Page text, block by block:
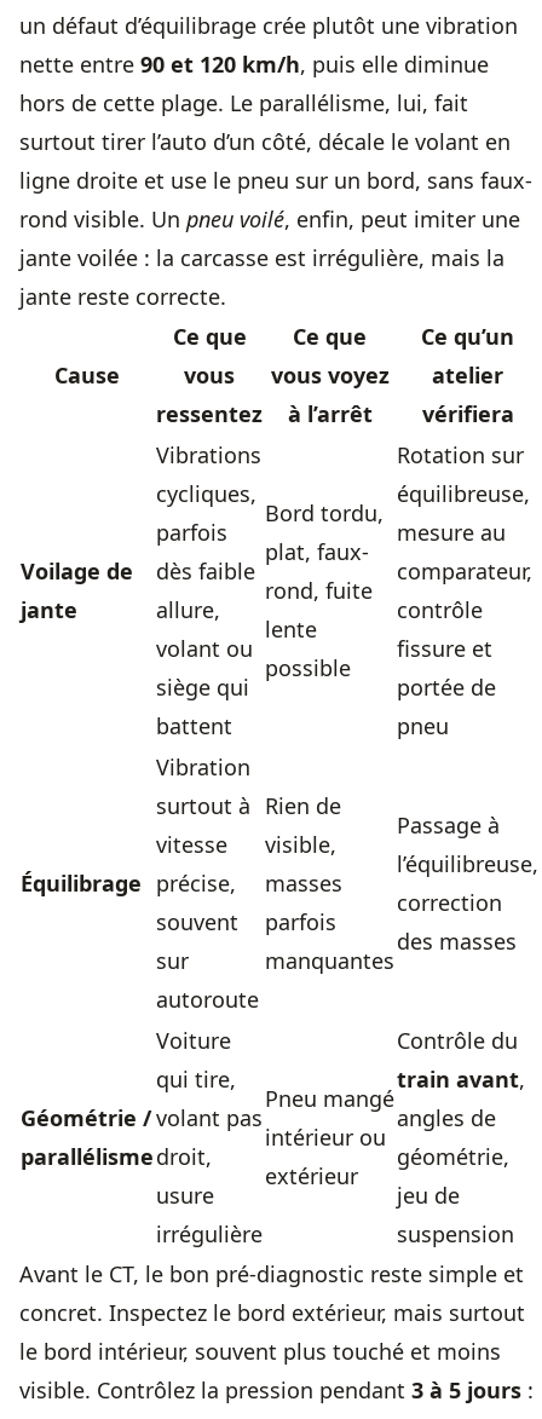
un défaut d’équilibrage crée plutôt une vibration
nette entre 90 et 120 km/h, puis elle diminue
hors de cette plage. Le parallélisme, lui, fait
surtout tirer l’auto d’un côté, décale le volant en
ligne droite et use le pneu sur un bord, sans faux-
rond visible. Un pneu voilé, enfin, peut imiter une
jante voilée : la carcasse est irrégulière, mais la
jante reste correcte.
Cause
Ce que
vous
ressentez
Ce que
vous voyez
à l’arrêt
Ce qu’un
atelier
vérifiera
Voilage de
jante
Vibrations
cycliques,
parfois
dès faible
allure,
volant ou
siège qui
battent
Bord tordu,
plat, faux-
rond, fuite
lente
possible
Rotation sur
équilibreuse,
mesure au
comparateur,
contrôle
fissure et
portée de
pneu
Équilibrage
Vibration
surtout à
vitesse
précise,
souvent
sur
autoroute
Rien de
visible,
masses
parfois
manquantes
Passage à
l’équilibreuse,
correction
des masses
Géométrie /
parallélisme
Voiture
qui tire,
volant pas
droit,
usure
irrégulière
Pneu mangé
intérieur ou
extérieur
Contrôle du
train avant,
angles de
géométrie,
jeu de
suspension
Avant le CT, le bon pré-diagnostic reste simple et
concret. Inspectez le bord extérieur, mais surtout
le bord intérieur, souvent plus touché et moins
visible. Contrôlez la pression pendant 3 à 5 jours :